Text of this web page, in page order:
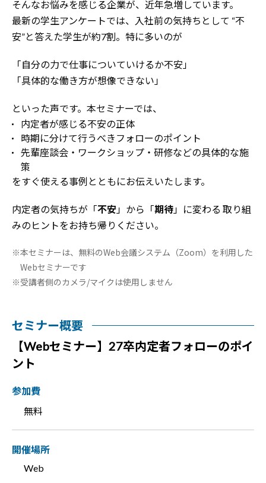
そんなお悩みを感じる企業が、近年急増しています。
最新の学生アンケートでは、入社前の気持ちとして “不
安”と答えた学生が約7割。特に多いのが
「自分の力で仕事についていけるか不安」
「具体的な働き方が想像できない」
といった声です。本セミナーでは、
内定者が感じる不安の正体
時期に分けて行うべきフォローのポイント
先輩座談会・ワークショップ・研修などの具体的な施
策
をすぐ使える事例とともにお伝えいたします。
内定者の気持ちが「不安 」から「期待 」に変わる 取り組
みのヒントをお持ち帰りください。
本セミナーは、無料のWeb会議システム（Zoom）を利用した
Webセミナーです
受講者側のカメラ/マイクは使用しません
セミナー概要
【Webセミナー】27卒内定者フォローのポイ
ント
参加費
無料
開催場所
Web